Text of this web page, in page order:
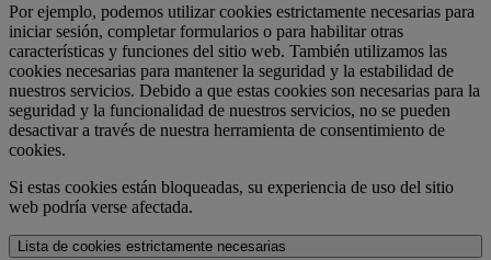
Por ejemplo, podemos utilizar cookies estrictamente necesarias para
iniciar sesión, completar formularios o para habilitar otras
características y funciones del sitio web. También utilizamos las
cookies necesarias para mantener la seguridad y la estabilidad de
nuestros servicios. Debido a que estas cookies son necesarias para la
seguridad y la funcionalidad de nuestros servicios, no se pueden
desactivar a través de nuestra herramienta de consentimiento de
cookies.
Si estas cookies están bloqueadas, su experiencia de uso del sitio
web podría verse afectada.
Lista de cookies estrictamente necesarias